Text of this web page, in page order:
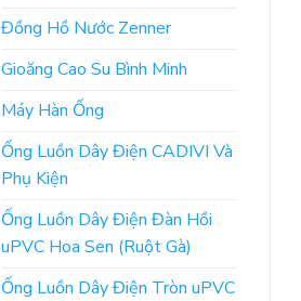
Đồng Hồ Nước Zenner
Gioăng Cao Su Bình Minh
Máy Hàn Ống
Ống Luồn Dây Điện CADIVI Và
Phụ Kiện
Ống Luồn Dây Điện Đàn Hồi
uPVC Hoa Sen (Ruột Gà)
Ống Luồn Dây Điện Tròn uPVC